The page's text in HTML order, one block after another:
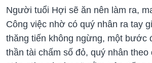
Người tuổi Hợi sẽ ăn nên làm ra,
Công việc nhờ có quý nhân ra tay
thăng tiến không ngừng, một
thần tài chấm số đỏ, quý nhân theo